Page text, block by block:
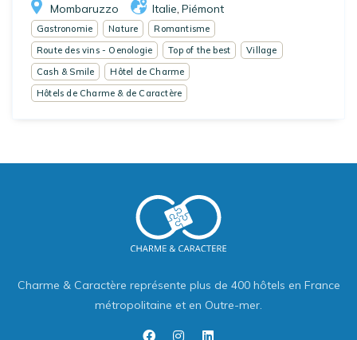
Mombaruzzo Italie Piémont
Gastronomie Nature
Romantisme
Route des vins - Oenologie
Top of the best
Village
Cash & Smile
Hôtel de Charme
Hôtels de Charme & de Caractère
Charme & Caractère représente plus de 400 hôtels en France
métropolitaine et en Outre-mer.